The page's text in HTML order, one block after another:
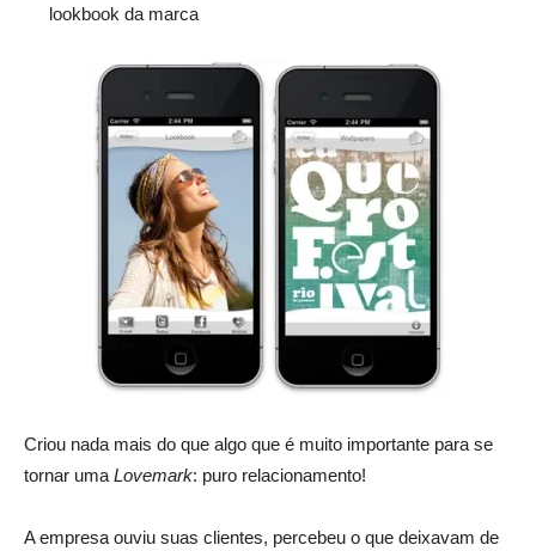
lookbook da marca
Criou nada mais do que algo que é muito importante para se
tornar uma Lovemark: puro relacionamento!
A empresa ouviu suas clientes, percebeu o que deixavam de